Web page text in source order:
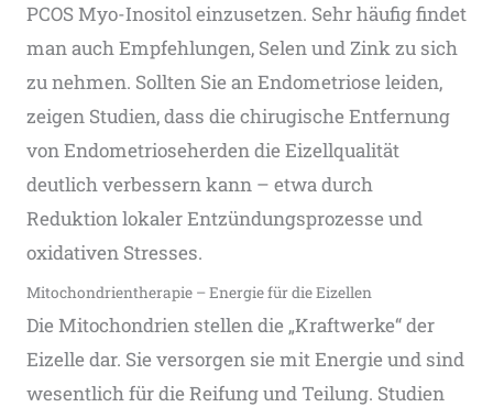
PCOS Myo-Inositol einzusetzen. Sehr häufig findet
man auch Empfehlungen, Selen und Zink zu sich
zu nehmen. Sollten Sie an Endometriose leiden,
zeigen Studien, dass die chirugische Entfernung
von Endometrioseherden die Eizellqualität
deutlich verbessern kann – etwa durch
Reduktion lokaler Entzündungsprozesse und
oxidativen Stresses.
Mitochondrientherapie – Energie für die Eizellen
Die Mitochondrien stellen die „Kraftwerke“ der
Eizelle dar. Sie versorgen sie mit Energie und sind
wesentlich für die Reifung und Teilung. Studien